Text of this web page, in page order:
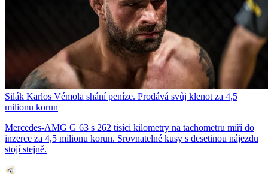
Silák Karlos Vémola shání peníze. Prodává svůj klenot za 4,5
milionu korun
Mercedes-AMG G 63 s 262 tisíci kilometry na tachometru míří do
inzerce za 4,5 milionu korun. Srovnatelné kusy s desetinou nájezdu
stojí stejně.